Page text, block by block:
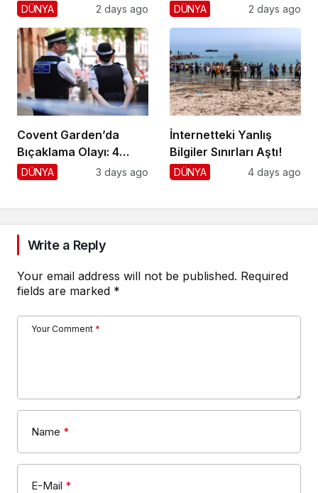
Yaklaştı!
DÜNYA 2 days ago
Cumhuriyetçilere
DÜNYA 2 days ago
Covent Garden’da
Bıçaklama Olayı: 4
Yaralı, 1 Gözaltı
DÜNYA 3 days ago
İnternetteki Yanlış
Bilgiler Sınırları Aştı!
DÜNYA 4 days ago
Write a Reply
Your email address will not be published. Required
fields are marked *
Your Comment *
Name *
E-Mail *